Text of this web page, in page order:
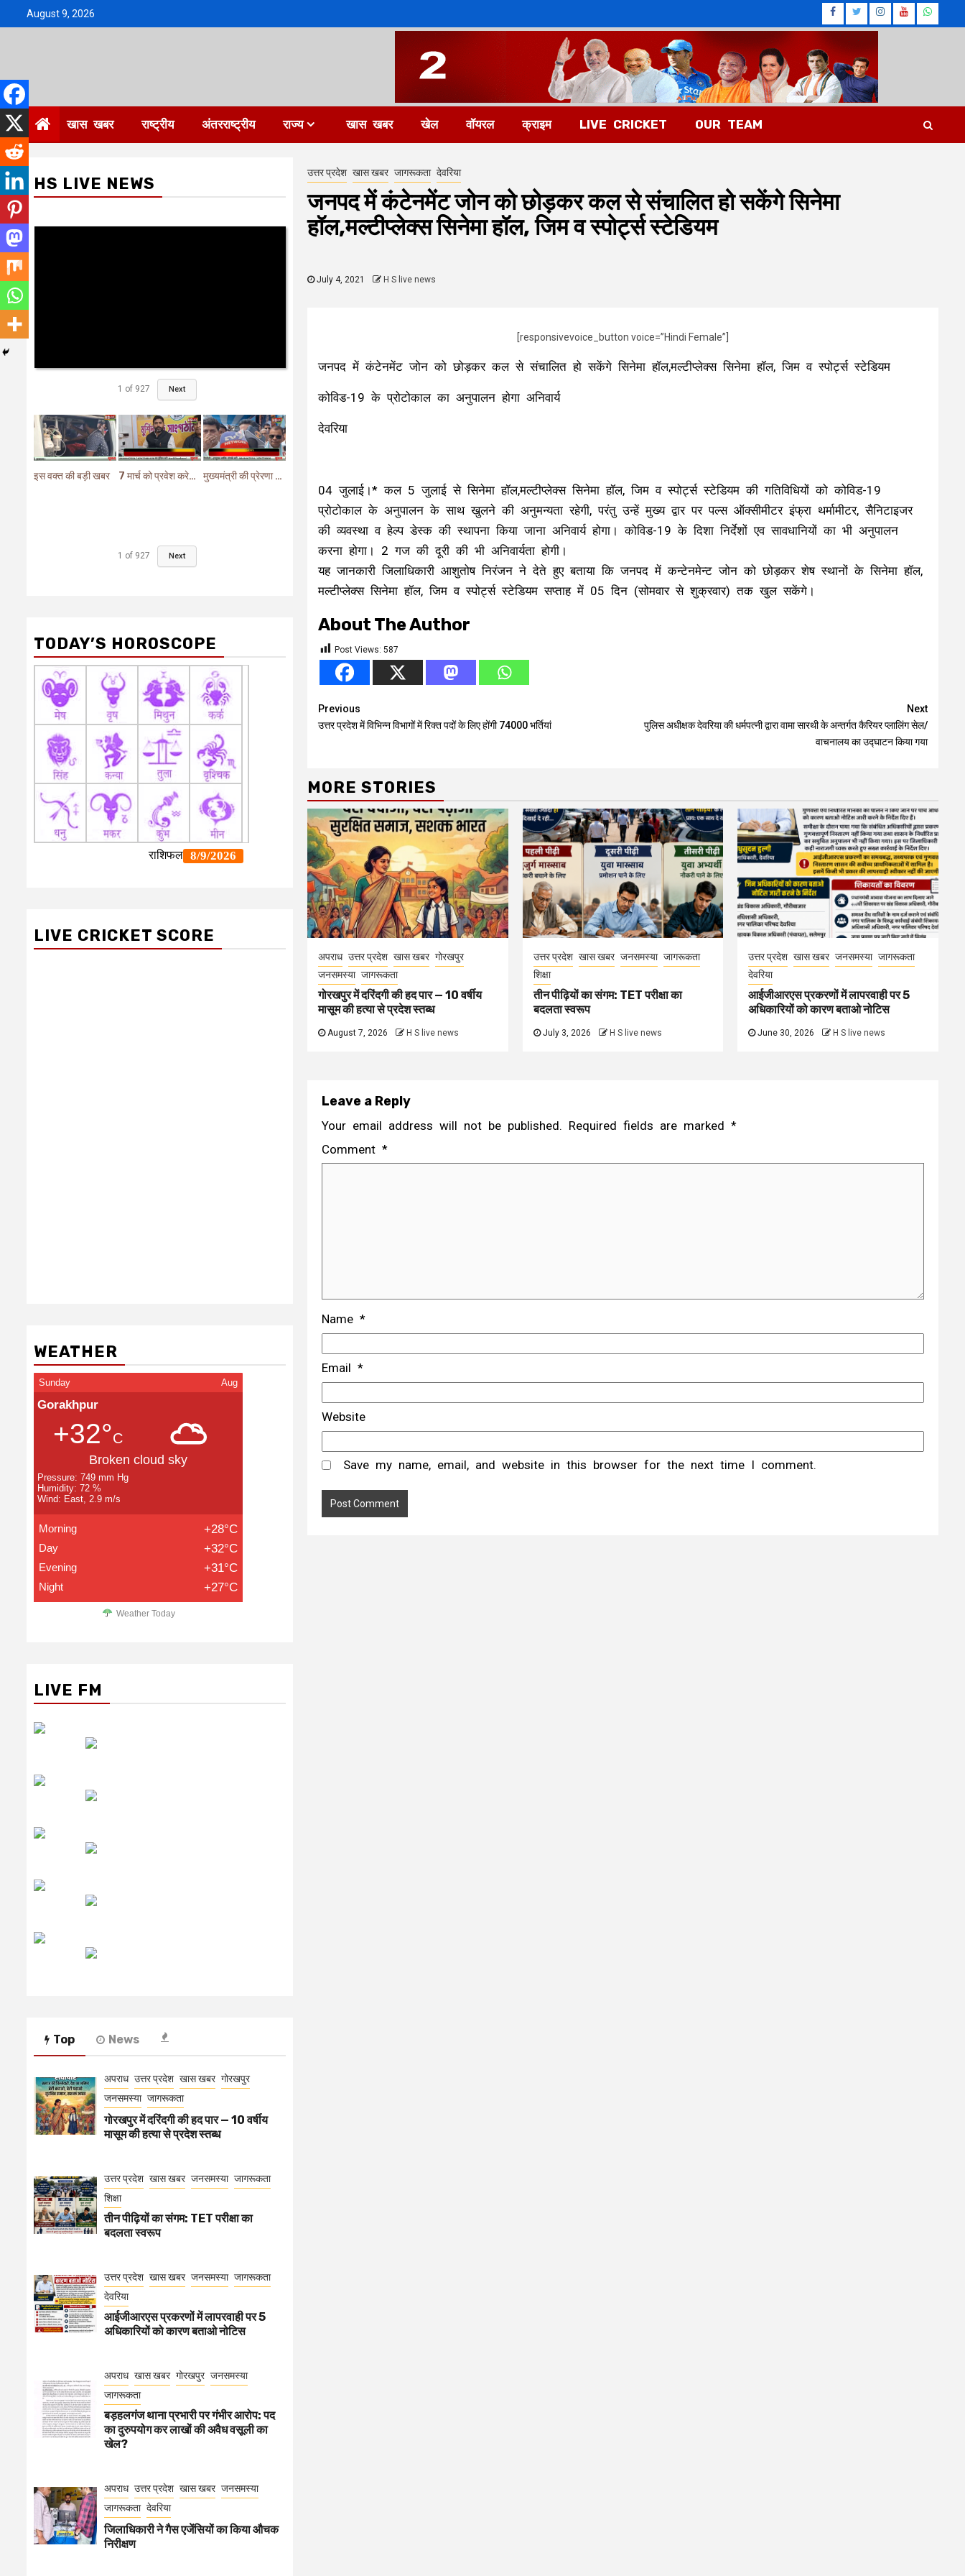
August 9, 2026 Facebook
Twitter
Instagram
खास खबर राष्ट्रीय अंतरराष्ट्रीय राज्य खास खबर खेल वॉयरल क्राइम LIVE CRICKET OUR TEAM
उत्तर प्रदेश खास खबर जागरूकता देवरिया
जनपद में कंटेनमेंट जोन को छोड़कर कल से संचालित हो सकेंगे सिनेमा
हॉल,मल्टीप्लेक्स सिनेमा हॉल, जिम व स्पोर्ट्स स्टेडियम
July 4, 2021 H S live news
[responsivevoice_button voice=”Hindi Female”]
जनपद में कंटेनमेंट जोन को छोड़कर कल से संचालित हो सकेंगे सिनेमा हॉल,मल्टीप्लेक्स सिनेमा हॉल, जिम व स्पोर्ट्स स्टेडियम
कोविड-19 के प्रोटोकाल का अनुपालन होगा अनिवार्य
देवरिया
04 जुलाई।* कल 5 जुलाई से सिनेमा हॉल,मल्टीप्लेक्स सिनेमा हॉल, जिम व स्पोर्ट्स स्टेडियम की गतिविधियों को कोविड-19
प्रोटोकाल के अनुपालन के साथ खुलने की अनुमन्यता रहेगी, परंतु उन्हें मुख्य द्वार पर पल्स ऑक्सीमीटर इंफ्रा थर्मामीटर, सैनिटाइजर
की व्यवस्था व हेल्प डेस्क की स्थापना किया जाना अनिवार्य होगा। कोविड-19 के दिशा निर्देशों एव सावधानियों का भी अनुपालन
करना होगा। 2 गज की दूरी की भी अनिवार्यता होगी।
यह जानकारी जिलाधिकारी आशुतोष निरंजन ने देते हुए बताया कि जनपद में कन्टेनमेन्ट जोन को छोड़कर शेष स्थानों के सिनेमा हॉल,
मल्टीप्लेक्स सिनेमा हॉल, जिम व स्पोर्ट्स स्टेडियम सप्ताह में 05 दिन (सोमवार से शुक्रवार) तक खुल सकेंगे।
About The Author
Post Views: 587
Continue
Reading
Previous
उत्तर प्रदेश में विभिन्न विभागों में रिक्त पदों के लिए होंगी 74000 भर्तियां
Next
पुलिस अधीक्षक देवरिया की धर्मपत्नी द्वारा वामा सारथी के अन्तर्गत कैरियर प्लालिंग सेल/
वाचनालय का उद्घाटन किया गया
MORE STORIES
अपराध उत्तर प्रदेश खास खबर गोरखपुर
जनसमस्या जागरूकता
गोरखपुर में दरिंदगी की हद पार — 10 वर्षीय
मासूम की हत्या से प्रदेश स्तब्ध
August 7, 2026 H S live news
उत्तर प्रदेश खास खबर जनसमस्या जागरूकता
शिक्षा
तीन पीढ़ियों का संगम: TET परीक्षा का
बदलता स्वरूप
July 3, 2026 H S live news
उत्तर प्रदेश खास खबर जनसमस्या जागरूकता
देवरिया
आईजीआरएस प्रकरणों में लापरवाही पर 5
अधिकारियों को कारण बताओ नोटिस
June 30, 2026 H S live news
Leave a Reply
Your email address will not be published. Required fields are marked *
Comment *
Name *
Email *
Website
Save my name, email, and website in this browser for the next time I comment.
HS LIVE NEWS
1 of 927 Next
इस वक्त की बड़ी खबर 7 मार्च को प्रवेश करेगा मुर्शिदाबाद में बीजेपी का परिवर्तन यात्रा रथ मुख्यमंत्री की प्रेरणा से दो महत्वपूर्ण योजनाओं का हुआ शिलान्यास
1 of 927 Next
TODAY’S HOROSCOPE
LIVE CRICKET SCORE
WEATHER
Sunday Aug
Gorakhpur
+32°C
Broken cloud sky
Pressure: 749 mm Hg
Humidity: 72 %
Wind: East, 2.9 m/s
Morning +28°C
Day +32°C
Evening +31°C
Night +27°C
Weather Today
LIVE FM
Top News
अपराध उत्तर प्रदेश खास खबर गोरखपुर
जनसमस्या जागरूकता
गोरखपुर में दरिंदगी की हद पार — 10 वर्षीय
मासूम की हत्या से प्रदेश स्तब्ध
उत्तर प्रदेश खास खबर जनसमस्या जागरूकता
शिक्षा
तीन पीढ़ियों का संगम: TET परीक्षा का
बदलता स्वरूप
उत्तर प्रदेश खास खबर जनसमस्या जागरूकता
देवरिया
आईजीआरएस प्रकरणों में लापरवाही पर 5
अधिकारियों को कारण बताओ नोटिस
अपराध खास खबर गोरखपुर जनसमस्या
जागरूकता
बड़हलगंज थाना प्रभारी पर गंभीर आरोप: पद
का दुरुपयोग कर लाखों की अवैध वसूली का
खेल?
अपराध उत्तर प्रदेश खास खबर जनसमस्या
जागरूकता देवरिया
जिलाधिकारी ने गैस एजेंसियों का किया औचक
निरीक्षण